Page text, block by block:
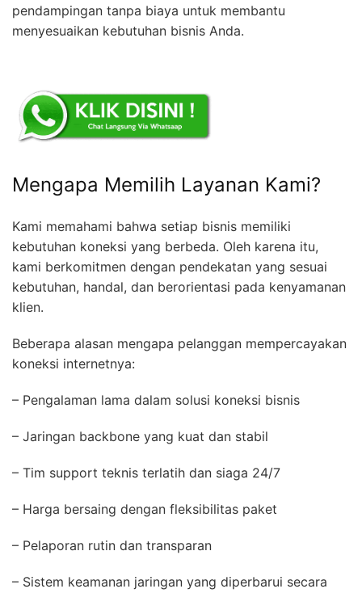
pendampingan tanpa biaya untuk membantu
menyesuaikan kebutuhan bisnis Anda.
Mengapa Memilih Layanan Kami?
Kami memahami bahwa setiap bisnis memiliki
kebutuhan koneksi yang berbeda. Oleh karena itu,
kami berkomitmen dengan pendekatan yang sesuai
kebutuhan, handal, dan berorientasi pada kenyamanan
klien.
Beberapa alasan mengapa pelanggan mempercayakan
koneksi internetnya:
– Pengalaman lama dalam solusi koneksi bisnis
– Jaringan backbone yang kuat dan stabil
– Tim support teknis terlatih dan siaga 24/7
– Harga bersaing dengan fleksibilitas paket
– Pelaporan rutin dan transparan
– Sistem keamanan jaringan yang diperbarui secara